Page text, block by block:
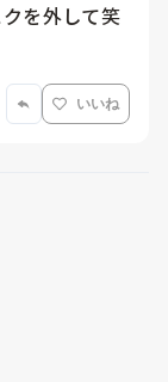
を外して笑
いいね